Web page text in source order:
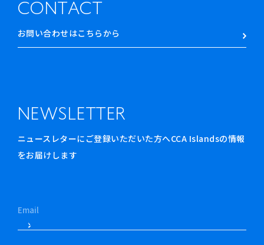
CONTACT
お問い合わせはこちらから
NEWSLETTER
ニュースレターにご登録いただいた方へCCA Islandsの情報
をお届けします